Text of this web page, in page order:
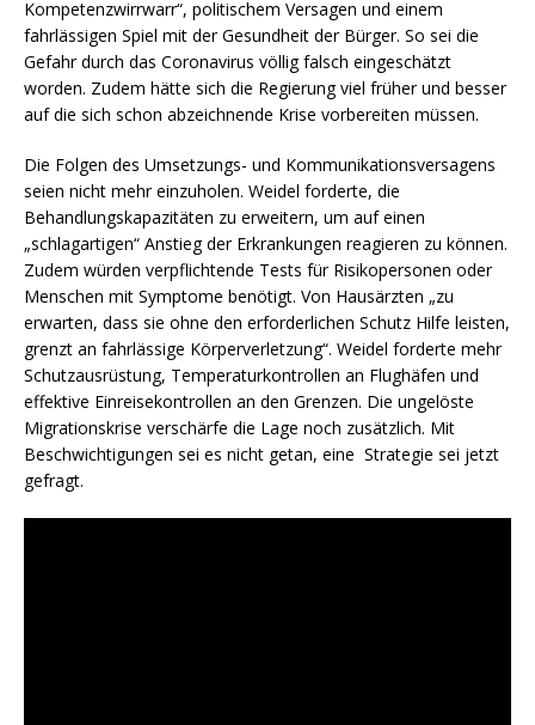
Kompetenzwirrwarr“, politischem Versagen und einem
fahrlässigen Spiel mit der Gesundheit der Bürger. So sei die
Gefahr durch das Coronavirus völlig falsch eingeschätzt
worden. Zudem hätte sich die Regierung viel früher und besser
auf die sich schon abzeichnende Krise vorbereiten müssen.
Die Folgen des Umsetzungs- und Kommunikationsversagens
seien nicht mehr einzuholen. Weidel forderte, die
Behandlungskapazitäten zu erweitern, um auf einen
„schlagartigen“ Anstieg der Erkrankungen reagieren zu können.
Zudem würden verpflichtende Tests für Risikopersonen oder
Menschen mit Symptome benötigt. Von Hausärzten „zu
erwarten, dass sie ohne den erforderlichen Schutz Hilfe leisten,
grenzt an fahrlässige Körperverletzung“. Weidel forderte mehr
Schutzausrüstung, Temperaturkontrollen an Flughäfen und
effektive Einreisekontrollen an den Grenzen. Die ungelöste
Migrationskrise verschärfe die Lage noch zusätzlich. Mit
Beschwichtigungen sei es nicht getan, eine Strategie sei jetzt
gefragt.